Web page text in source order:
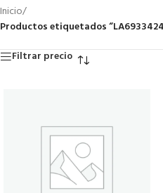
Inicio/
Productos etiquetados
Filtrar precio